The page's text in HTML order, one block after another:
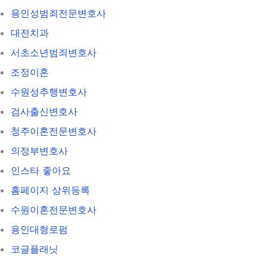
용인성범죄전문변호사
대전치과
서초소년범죄변호사
조정이혼
수원성추행변호사
검사출신변호사
청주이혼전문변호사
의정부변호사
인스타 좋아요
홈페이지 상위등록
수원이혼전문변호사
용인대형로펌
코글플래닛